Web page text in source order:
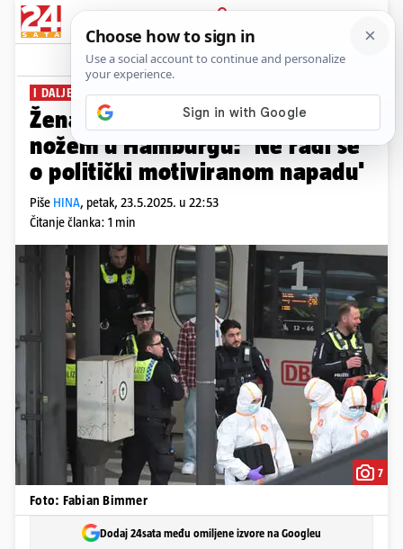
PRIJAVA
News Komentari
I DALJE TRAJE ISTRAGA
Žena (39) uhićena zbog napada
nožem u Hamburgu: 'Ne radi se
o politički motiviranom napadu'
Piše HINA, petak, 23.5.2025. u 22:53
Čitanje članka: 1 min
7
Foto: Fabian Bimmer
Dodaj 24sata među omiljene izvore na Googleu